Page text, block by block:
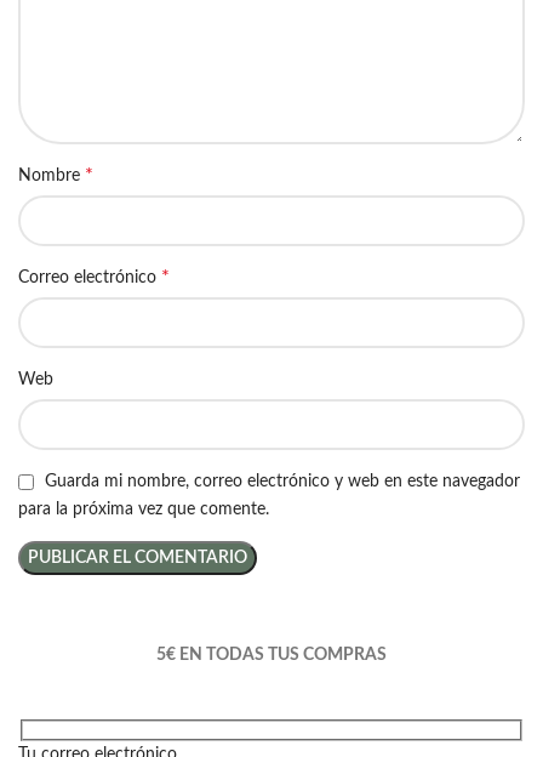
Nombre *
Correo electrónico *
Web
Guarda mi nombre, correo electrónico y web en este navegador
para la próxima vez que comente.
5€ EN TODAS TUS COMPRAS